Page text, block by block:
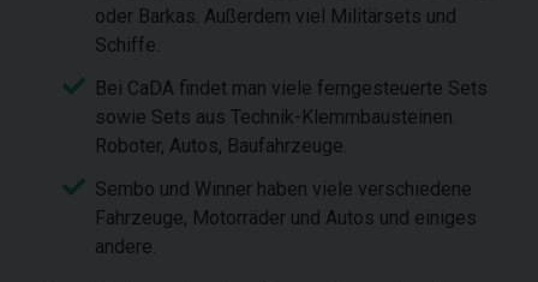
oder Barkas. Außerdem viel Militärsets und
Schiffe.
Bei CaDA findet man viele ferngesteuerte Sets
sowie Sets aus Technik-Klemmbausteinen.
Roboter, Autos, Baufahrzeuge.
Sembo und Winner haben viele verschiedene
Fahrzeuge, Motorräder und Autos und einiges
andere.